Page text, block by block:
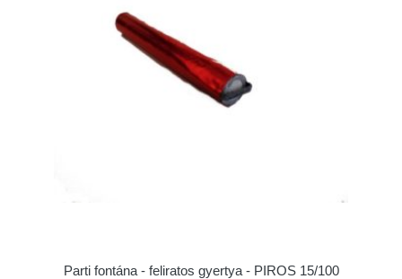
Parti fontána - feliratos gyertya - PIROS 15/100